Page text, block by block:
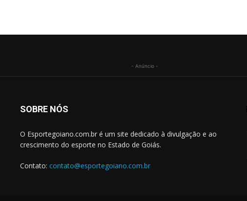
- Anúncio -
SOBRE NÓS
O Esportegoiano.com.br é um site dedicado à divulgação e ao
crescimento do esporte no Estado de Goiás.
Contato: contato@esportegoiano.com.br